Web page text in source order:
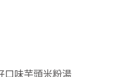
口味芋頭米粉湯